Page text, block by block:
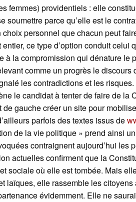
femmes) providentiels : elle
soumettre parce qu’elle est le
personnel que chacun peut
ce type d’option conduit celui
à la compromission qui dénature le
comme un progrès le
les contradictions et les
le candidat à tenter de faire de la
gauche créer un site pour
parfois des textes issus de
de la vie politique » prend ainsi
contraignent aujourd’hui les
actuelles confirment que la
sociale où elle est tombée. Mais
laïques, elle rassemble les
évidemment. Elle ne